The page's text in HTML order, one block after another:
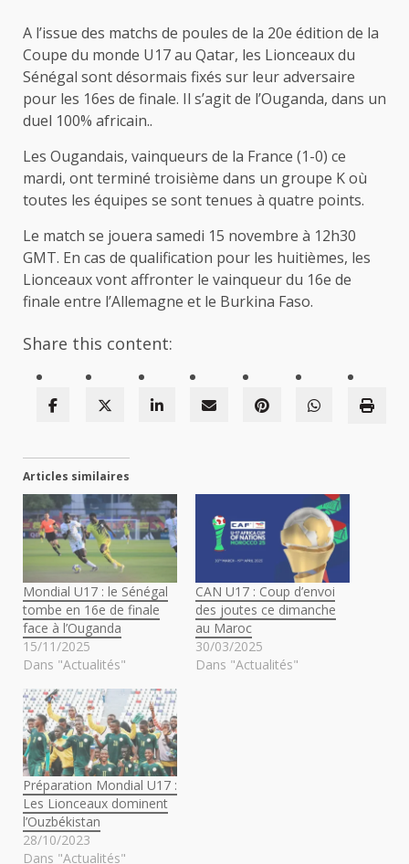
A l’issue des matchs de poules de la 20e édition de la
Coupe du monde U17 au Qatar, les Lionceaux du
Sénégal sont désormais fixés sur leur adversaire
pour les 16es de finale. Il s’agit de l’Ouganda, dans un
duel 100% africain..
Les Ougandais, vainqueurs de la France (1-0) ce
mardi, ont terminé troisième dans un groupe K où
toutes les équipes se sont tenues à quatre points.
Le match se jouera samedi 15 novembre à 12h30
GMT. En cas de qualification pour les huitièmes, les
Lionceaux vont affronter le vainqueur du 16e de
finale entre l’Allemagne et le Burkina Faso.
Share this content:
Articles similaires
Mondial U17 : le Sénégal
tombe en 16e de finale
face à l’Ouganda
15/11/2025
Dans "Actualités"
CAN U17 : Coup d’envoi
des joutes ce dimanche
au Maroc
30/03/2025
Dans "Actualités"
Préparation Mondial U17 :
Les Lionceaux dominent
l’Ouzbékistan
28/10/2023
Dans "Actualités"